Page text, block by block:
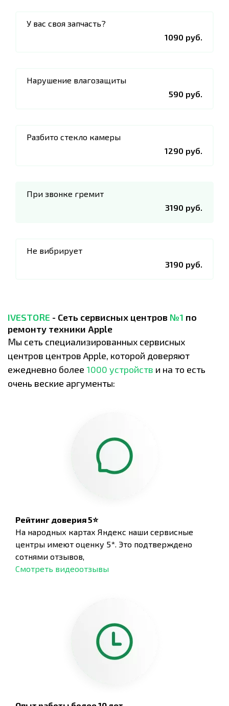
У вас своя запчасть?
1090 руб.
Нарушение влагозащиты
590 руб.
Разбито стекло камеры
1290 руб.
При звонке гремит
3190 руб.
Не вибрирует
3190 руб.
IVESTORE - Сеть сервисных центров №1 по
ремонту техники Apple
Мы сеть специализированных сервисных
центров центров Apple, которой доверяют
ежедневно более 1000 устройств и на то есть
очень веские аргументы:
Рейтинг доверия 5⭐
На народных картах Яндекс наши сервисные
центры имеют оценку 5*. Это подтверждено
сотнями отзывов,
Смотреть видеоотзывы